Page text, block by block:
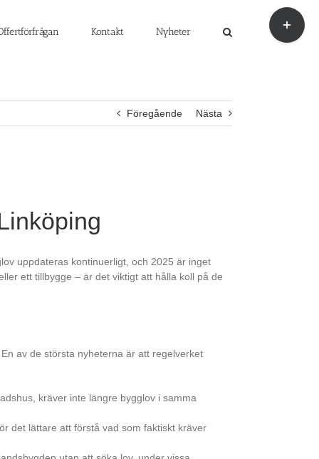
Kontakt Nyheter
Föregående Nästa
uppdateras kontinuerligt, och 2025 är inget
ett tillbygge – är det viktigt att hålla koll på de
av de största nyheterna är att regelverket
kräver inte längre bygglov i samma
det lättare att förstå vad som faktiskt kräver
Byt
glidfält